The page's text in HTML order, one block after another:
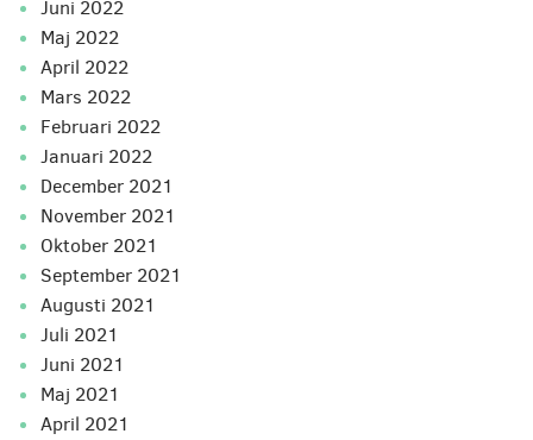
juni 2022
maj 2022
april 2022
mars 2022
februari 2022
januari 2022
december 2021
november 2021
oktober 2021
september 2021
augusti 2021
juli 2021
juni 2021
maj 2021
april 2021